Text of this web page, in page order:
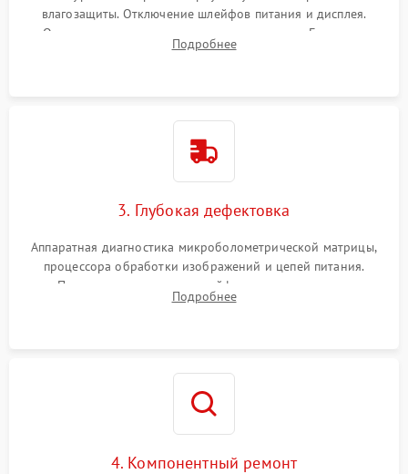
влагозащиты. Отключение шлейфов питания и дисплея.
Очистка внутренних плат от окислов и пыли. Бережная
обработка германиевого объектива специализированными
Подробнее
3. Глубокая дефектовка
Аппаратная диагностика микроболометрической матрицы,
процессора обработки изображений и цепей питания.
Проверка целостности шлейфов, модуля памяти и
интерфейсов связи. Выявление сгоревших SMD-компонентов
Подробнее
4. Компонентный ремонт